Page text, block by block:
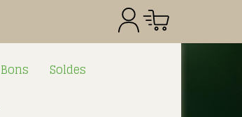
Bons Soldes